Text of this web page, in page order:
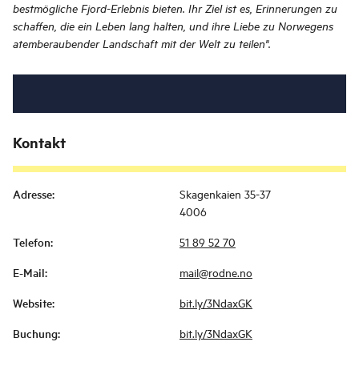
bestmögliche Fjord-Erlebnis bieten. Ihr Ziel ist es, Erinnerungen zu
schaffen, die ein Leben lang halten, und ihre Liebe zu Norwegens
atemberaubender Landschaft mit der Welt zu teilen".
Kontakt
Adresse:
Skagenkaien 35-37
4006
Telefon: 51 89 52 70
E-Mail: mail@rodne.no
Website: bit.ly/3NdaxGK
Buchung: bit.ly/3NdaxGK